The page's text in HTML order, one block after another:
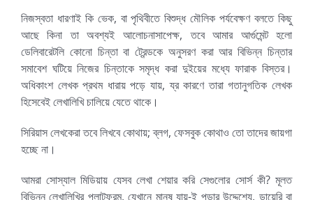
নিজস্বতা ধারণাই কি ভেক, বা পৃথিবীতে বিশুদ্ধ মৌলিক পর্যবেক্ষণ বলতে কিছু
আছে কিনা তা অবশ্যই আলোচনাসাপেক্ষ, তবে আমার আর্গুমেন্ট হলো
ডেলিবারেটলি কোনো চিন্তা বা ট্রেন্ডকে অনুসরণ করা আর বিভিন্ন চিন্তার
সমাবেশ ঘটিয়ে নিজের চিন্তাকে সমৃদ্ধ করা দুইয়ের মধ্যে ফারাক বিস্তর।
অধিকাংশ লেখক প্রথম ধারায় পড়ে যায়, য্র কারণে তারা গতানুগতিক লেখক
হিসেবেই লেখালিখি চালিয়ে যেতে থাকে।
সিরিয়াস লেখকেরা তবে লিখবে কোথায়; ব্লগ, ফেসবুক কোথাও তো তাদের জায়গা
হচ্ছে না।
আমরা সোস্যাল মিডিয়ায় যেসব লেখা শেয়ার করি সেগুলোর সোর্স কী? মূলত
বিভিন্ন লেখালিখির প্লাটফরম, যেখানে মানুষ যায়-ই পড়ার উদ্দেশ্যে, ডায়েরি বা